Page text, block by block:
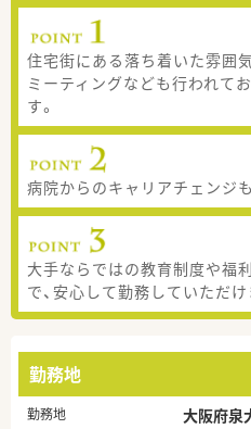
住宅街にある落ち着いた雰囲
ミーティングなども行われて
す。
病院からのキャリアチェンジ
大手ならではの教育制度や福
で、安心して勤務していただけ
勤務地
勤務地 大阪府泉